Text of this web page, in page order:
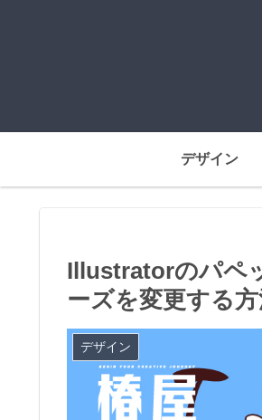
デザイン
Illustratorのパペ
ーズを変更する
デザイン